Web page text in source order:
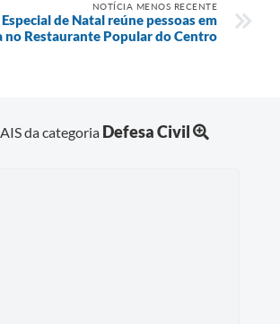
NOTÍCIA MENOS RECENTE
de Natal reúne pessoas em
no Restaurante Popular do Centro
da categoria Defesa Civil